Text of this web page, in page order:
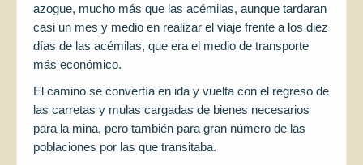
azogue, mucho más que las acémilas, aunque tardaran
casi un mes y medio en realizar el viaje frente a los diez
días de las acémilas, que era el medio de transporte
más económico.
El camino se convertía en ida y vuelta con el regreso de
las carretas y mulas cargadas de bienes necesarios
para la mina, pero también para gran número de las
poblaciones por las que transitaba.